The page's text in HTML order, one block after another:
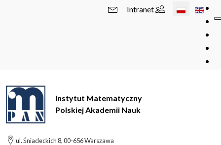
Wybierz swój
Intranet
Instytut Matematyczny
Polskiej Akademii Nauk
ul. Śniadeckich 8, 00-656 Warszawa